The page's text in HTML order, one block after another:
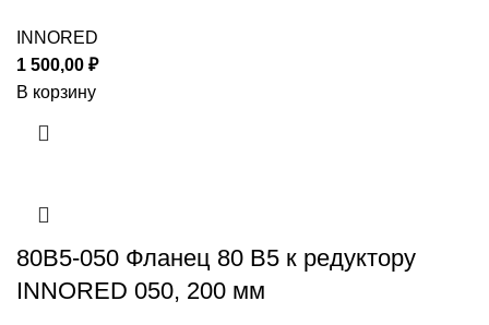
INNORED
1 500,00 ₽
В корзину
80B5-050 Фланец 80 B5 к редуктору
INNORED 050, 200 мм